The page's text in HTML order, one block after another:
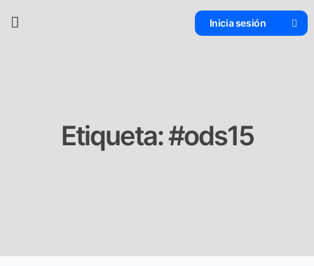
Inicia sesión
Etiqueta:#ods15